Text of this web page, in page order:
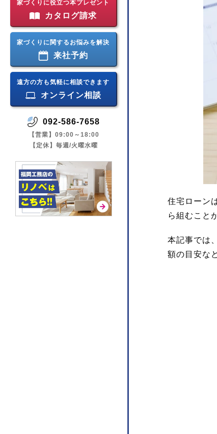
家づくりに役立つ本プレゼント
カタログ請求
家づくりに関するお悩みを解決
来社予約
遠方の方も気軽に相談できます
オンライン相談
092-586-7658
【営業】09:00～18:00
【定休】毎週/火曜水曜
住宅ローン
ら組むこと
本記事では
額の目安な